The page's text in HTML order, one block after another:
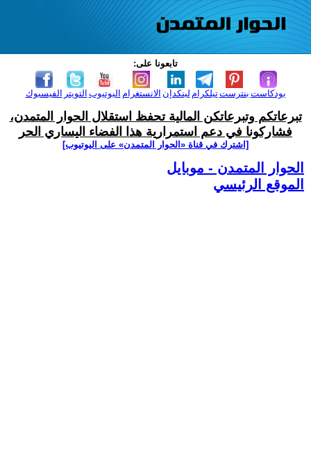
تابعونا على:
الفيسبوك التويتر اليوتيوب الانستغرام لينكدإن تيلكرامبنترست بودكاست
تبرعاتكم وتبرعاتكن المالية تحفظ استقلال الحوار المتمدن،
فشاركونا في دعم استمرارية هذا الفضاء اليساري الحر
[اشترك في قناة ‫«الحوار المتمدن» على اليوتيوب]
الحوار المتمدن - موبايل
الموقع الرئيسي